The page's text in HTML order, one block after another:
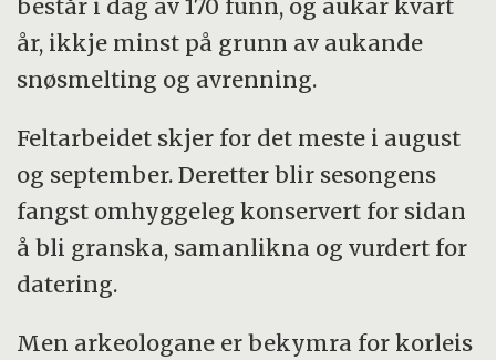
består i dag av 170 funn, og aukar kvart
år, ikkje minst på grunn av aukande
snøsmelting og avrenning.
Feltarbeidet skjer for det meste i august
og september. Deretter blir sesongens
fangst omhyggeleg konservert for sidan
å bli granska, samanlikna og vurdert for
datering.
Men arkeologane er bekymra for korleis